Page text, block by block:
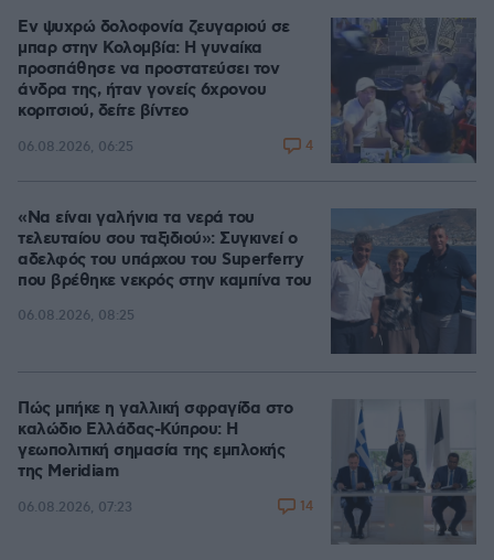
Εν ψυχρώ δολοφονία ζευγαριού σε
μπαρ στην Κολομβία: Η γυναίκα
προσπάθησε να προστατεύσει τον
άνδρα της, ήταν γονείς 6χρονου
κοριτσιού, δείτε βίντεο
06.08.2026, 06:25 4
«Να είναι γαλήνια τα νερά του
τελευταίου σου ταξιδιού»: Συγκινεί ο
αδελφός του υπάρχου του Superferry
που βρέθηκε νεκρός στην καμπίνα του
06.08.2026, 08:25
Πώς μπήκε η γαλλική σφραγίδα στο
καλώδιο Ελλάδας-Κύπρου: Η
γεωπολιτική σημασία της εμπλοκής
της Meridiam
06.08.2026, 07:23 14